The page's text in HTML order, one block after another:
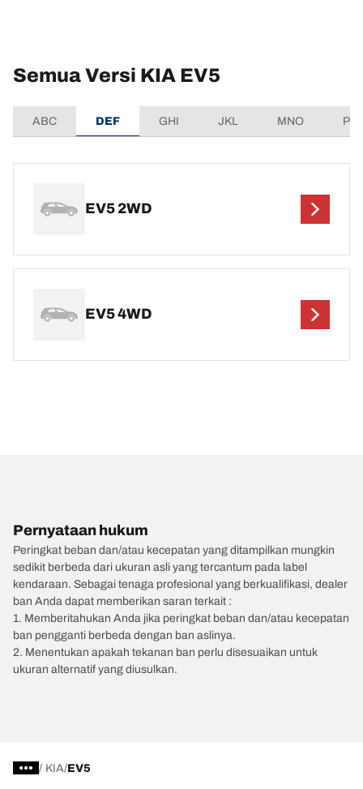
Semua Versi KIA EV5
ABC DEF GHI JKL MNO
EV5 2WD
EV5 4WD
Pernyataan hukum
Peringkat beban dan/atau kecepatan yang ditampilkan mungkin
sedikit berbeda dari ukuran asli yang tercantum pada label
kendaraan. Sebagai tenaga profesional yang berkualifikasi, dealer
ban Anda dapat memberikan saran terkait :
1. Memberitahukan Anda jika peringkat beban dan/atau kecepatan
ban pengganti berbeda dengan ban aslinya.
2. Menentukan apakah tekanan ban perlu disesuaikan untuk
ukuran alternatif yang diusulkan.
/ KIA EV5